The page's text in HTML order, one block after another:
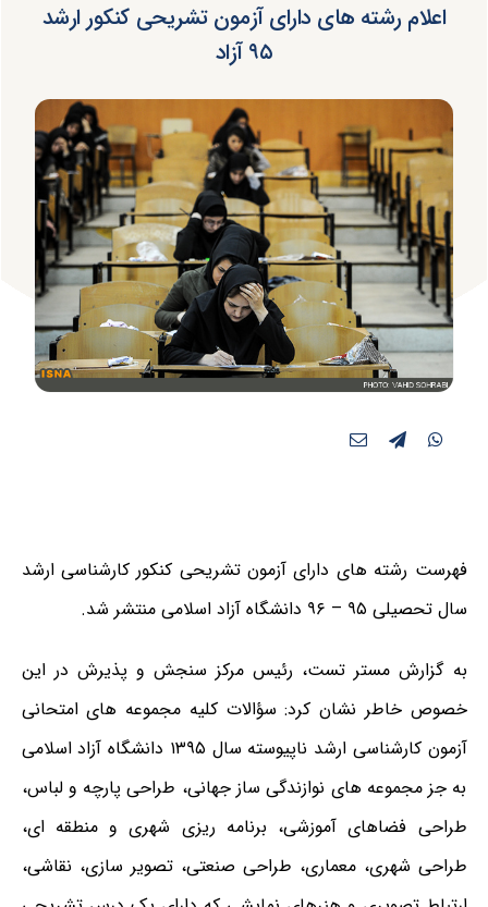
اعلام رشته های دارای آزمون تشریحی کنکور ارشد
۹۵ آزاد
فهرست رشته های دارای آزمون تشریحی کنکور کارشناسی ارشد
سال تحصیلی ۹۵ – ۹۶ دانشگاه آزاد اسلامی منتشر شد.
به گزارش مستر تست، رئیس مرکز سنجش و پذیرش در این
خصوص خاطر نشان کرد: سؤالات کلیه مجموعه های امتحانی
آزمون کارشناسی ارشد ناپیوسته سال ۱۳۹۵ دانشگاه آزاد اسلامی
به جز مجموعه های نوازندگی ساز جهانی، طراحی پارچه و لباس،
طراحی فضاهای آموزشی، برنامه ریزی شهری و منطقه ای،
طراحی شهری، معماری، طراحی صنعتی، تصویر سازی، نقاشی،